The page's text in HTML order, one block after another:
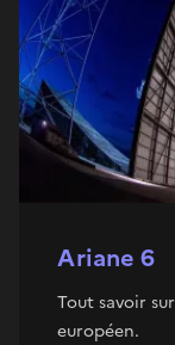
Ariane 6
Tout savoir
européen.